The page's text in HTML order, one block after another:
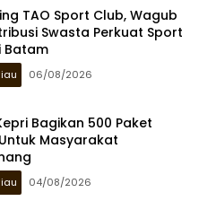
TAO Sport Club, Wagub
Swasta Perkuat Sport
Batam
06/08/2026
Bagikan 500 Paket
Masyarakat
04/08/2026